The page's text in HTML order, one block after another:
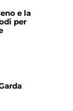
e la
per